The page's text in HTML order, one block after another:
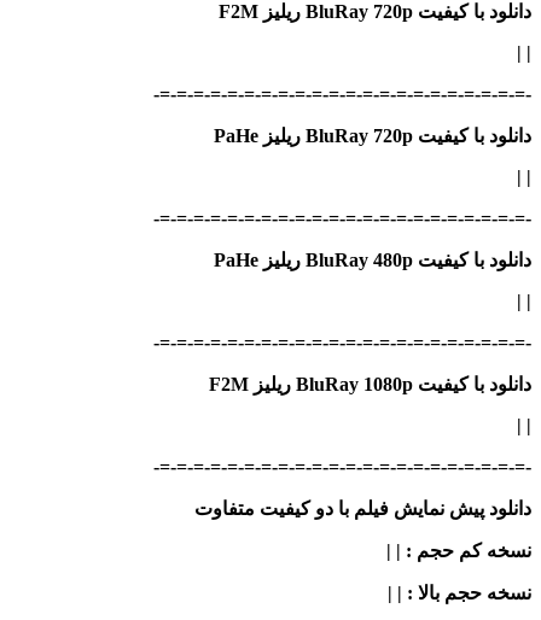
دانلود با کیفیت BluRay 720p ریلیز F2M
|
|
-=-=-=-=-=-=-=-=-=-=-=-=-=-=-=-=-=-=-=-=-=-=-
دانلود با کیفیت BluRay 720p ریلیز PaHe
|
|
-=-=-=-=-=-=-=-=-=-=-=-=-=-=-=-=-=-=-=-=-=-=-
دانلود با کیفیت BluRay 480p ریلیز PaHe
| |
-=-=-=-=-=-=-=-=-=-=-=-=-=-=-=-=-=-=-=-=-=-=-
دانلود با کیفیت BluRay 1080p ریلیز F2M
| |
-=-=-=-=-=-=-=-=-=-=-=-=-=-=-=-=-=-=-=-=-=-=-
دانلود پیش نمایش فیلم با دو کیفیت متفاوت
نسخه کم حجم : | |
نسخه حجم بالا : | |